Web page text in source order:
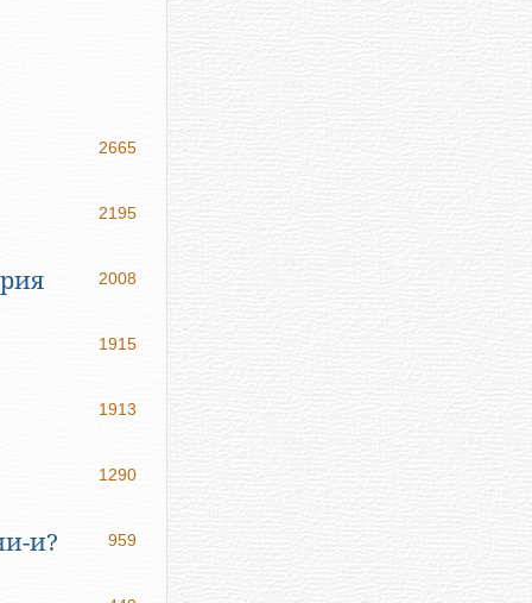
2665
2195
2008
1915
1913
1290
959
и?